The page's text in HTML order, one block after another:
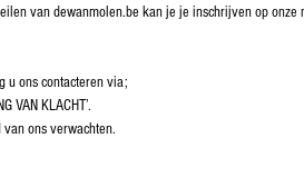
van dewanmolen.be kan je je inschrijven op
u ons contacteren via;
VAN KLACHT’.
ons verwachten.